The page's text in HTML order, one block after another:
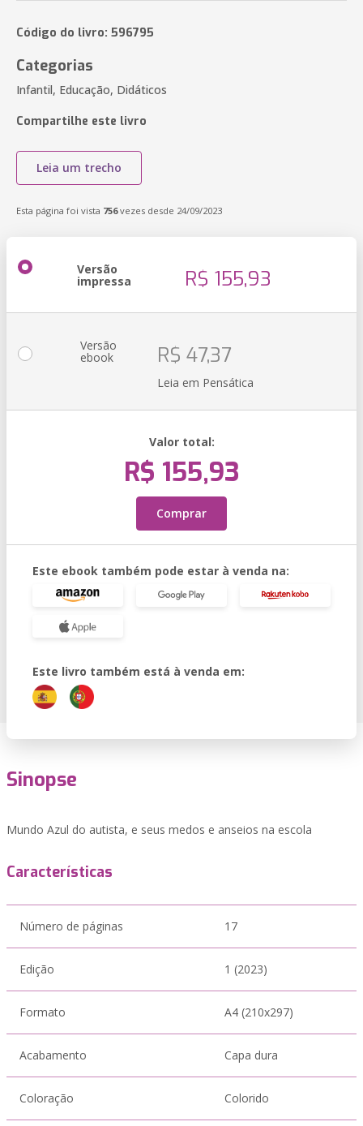
Código do livro: 596795
Categorias
Infantil, Educação, Didáticos
Compartilhe este livro
Leia um trecho
Esta página foi vista 756vezes desde 24/09/2023
Versão
impressa R$ 155,93
Versão
ebook R$ 47,37
Leia em Pensática
Valor total:
R$ 155,93
Comprar
Este ebook também pode estar à venda na:
Este livro também está à venda em:
Sinopse
Mundo Azul do autista, e seus medos e anseios na escola
Características
Número de páginas 17
Edição 1 (2023)
Formato A4 (210x297)
Acabamento Capa dura
Coloração Colorido